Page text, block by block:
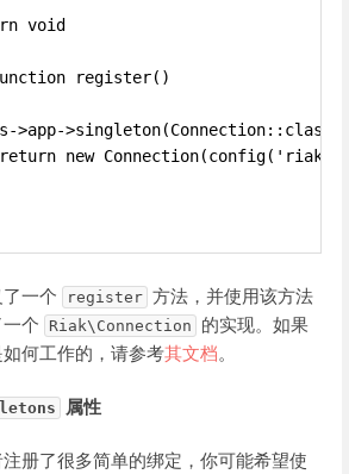
void
register()
>app->singleton(Connection::class,
new
一个 register 方法，并使用该方法
个
Riak\Connection
的实现。如果
何工作的，请参考其文档。
属性
册了很多简单的绑定，你可能希望使